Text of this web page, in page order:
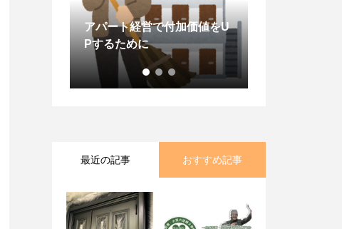
アパート経営で付加価値をU
Pするために
最近の記事 おすすめ記事